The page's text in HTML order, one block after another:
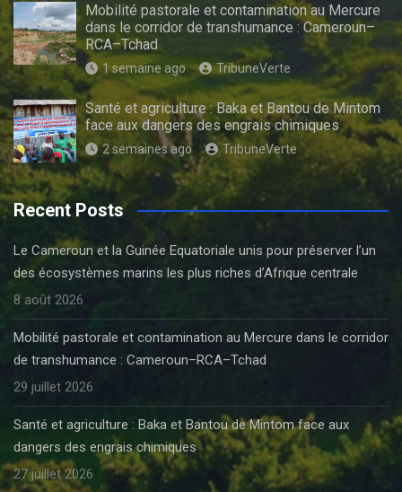
Mobilité pastorale et contamination au Mercure
dans le corridor de transhumance : Cameroun–
RCA–Tchad
1 semaine ago TribuneVerte
Santé et agriculture : Baka et Bantou de Mintom
face aux dangers des engrais chimiques
2 semaines ago TribuneVerte
Recent Posts
Le Cameroun et la Guinée Equatoriale unis pour préserver l’un
des écosystèmes marins les plus riches d’Afrique centrale
8 août 2026
Mobilité pastorale et contamination au Mercure dans le corridor
de transhumance : Cameroun–RCA–Tchad
29 juillet 2026
Santé et agriculture : Baka et Bantou de Mintom face aux
dangers des engrais chimiques
27 juillet 2026